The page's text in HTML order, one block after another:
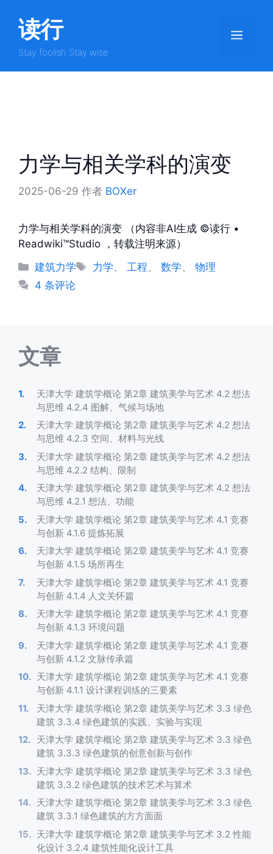
读行
Stay foolish Stay wise
菜
单
力学与相关学科的演变
2025-06-29 作者 BOXer
力学与相关学科的演变 （内容非AI生成 ©读行 •
Readwiki™Studio ，转载注明来源）
分
类
建筑力学
标
力学 工程 、数学 、物理
4 条评论
文章
天津大学 建筑学概论 第2章 建筑美学与艺术 4.2 想法
与思维 4.2.4 图解、气候与场地
天津大学 建筑学概论 第2章 建筑美学与艺术 4.2 想法
与思维 4.2.3 空间、材料与光线
天津大学 建筑学概论 第2章 建筑美学与艺术 4.2 想法
与思维 4.2.2 结构、限制
天津大学 建筑学概论 第2章 建筑美学与艺术 4.2 想法
与思维 4.2.1 想法、功能
天津大学 建筑学概论 第2章 建筑美学与艺术 4.1 竞赛
与创新 4.1.6 提炼拓展
天津大学 建筑学概论 第2章 建筑美学与艺术 4.1 竞赛
与创新 4.1.5 场所再生
天津大学 建筑学概论 第2章 建筑美学与艺术 4.1 竞赛
与创新 4.1.4 人文关怀篇
天津大学 建筑学概论 第2章 建筑美学与艺术 4.1 竞赛
与创新 4.1.3 环境问题
天津大学 建筑学概论 第2章 建筑美学与艺术 4.1 竞赛
与创新 4.1.2 文脉传承篇
天津大学 建筑学概论 第2章 建筑美学与艺术 4.1 竞赛
与创新 4.1.1 设计课程训练的三要素
天津大学 建筑学概论 第2章 建筑美学与艺术 3.3 绿色
建筑 3.3.4 绿色建筑的实践、实验与实现
天津大学 建筑学概论 第2章 建筑美学与艺术 3.3 绿色
建筑 3.3.3 绿色建筑的创意创新与创作
天津大学 建筑学概论 第2章 建筑美学与艺术 3.3 绿色
建筑 3.3.2 绿色建筑的技术艺术与算术
天津大学 建筑学概论 第2章 建筑美学与艺术 3.3 绿色
建筑 3.3.1 绿色建筑的方方面面
天津大学 建筑学概论 第2章 建筑美学与艺术 3.2 性能
化设计 3.2.4 建筑性能化设计工具